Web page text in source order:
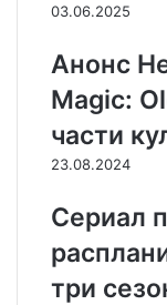
к
е
е
э
л
е
к
р
н
н
03.06.2025
Анонс
Magic:
части
23.08.2024
Сериал
три